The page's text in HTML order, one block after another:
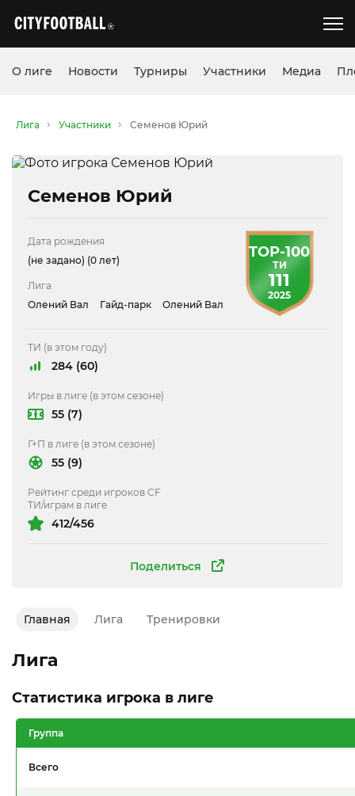
О лиге Новости Турниры Участники Медиа
Лига Участники Семенов Юрий
Семенов Юрий
Поделиться
Дата рождения
(не задано) (0 лет)
Лига
Олений Вал
Гайд-парк Олений Вал
TOP-100
ТИ
111
2025
ТИ (в этом году)
284 (60)
Игры в лиге (в этом сезоне)
55 (7)
Г+П в лиге (в этом сезоне)
55 (9)
Рейтинг среди игроков CF
ТИ/играм в лиге
412/456
Главная Лига Тренировки
Лига
Статистика игрока в лиге
Группа
Всего